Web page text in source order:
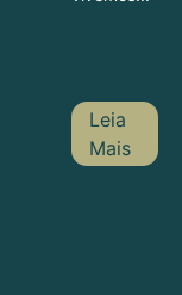
Leia
Mais